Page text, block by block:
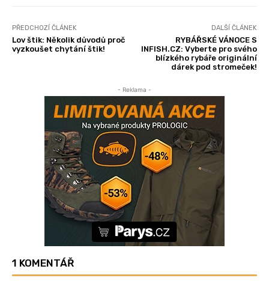
PŘEDCHOZÍ ČLÁNEK
Lov štik: Několik důvodů proč
vyzkoušet chytání štik!
DALŠÍ ČLÁNEK
RYBÁŘSKÉ VÁNOCE S
INFISH.CZ: Vyberte pro svého
blízkého rybáře originální
dárek pod stromeček!
- Reklama -
1 KOMENTÁŘ